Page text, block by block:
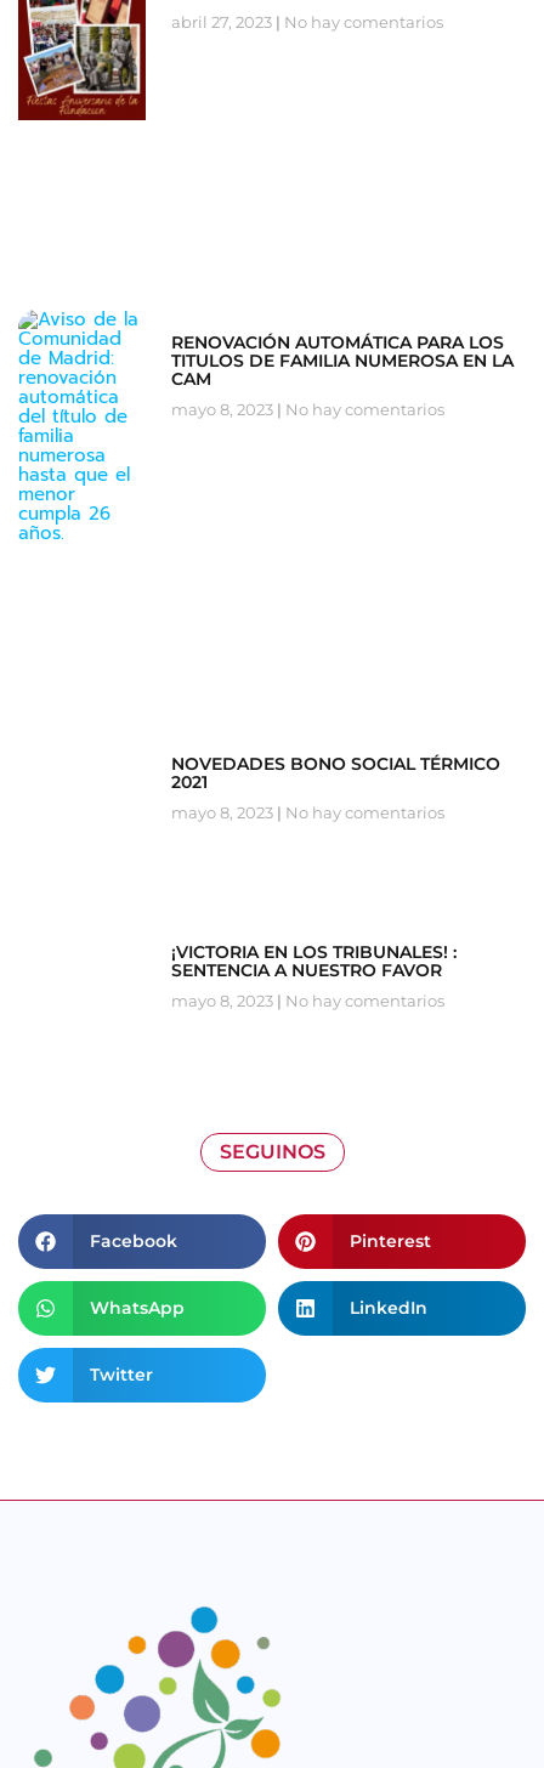
abril 27, 2023 No hay comentarios
RENOVACIÓN AUTOMÁTICA PARA LOS
TITULOS DE FAMILIA NUMEROSA EN LA
CAM
mayo 8, 2023 No hay comentarios
NOVEDADES BONO SOCIAL TÉRMICO
2021
mayo 8, 2023 No hay comentarios
¡VICTORIA EN LOS TRIBUNALES! :
SENTENCIA A NUESTRO FAVOR
mayo 8, 2023 No hay comentarios
SEGUINOS
Facebook Pinterest
WhatsApp LinkedIn
Twitter